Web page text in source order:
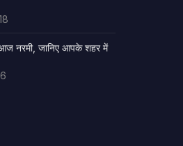
आज नरमी, जानिए आपके शहर में